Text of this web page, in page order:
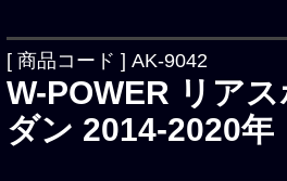
[ 商品コード ] AK-9042
W-POWER リア
ダン 2014-2020年